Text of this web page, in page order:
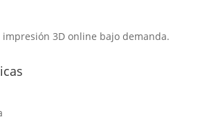
3D online bajo demanda.